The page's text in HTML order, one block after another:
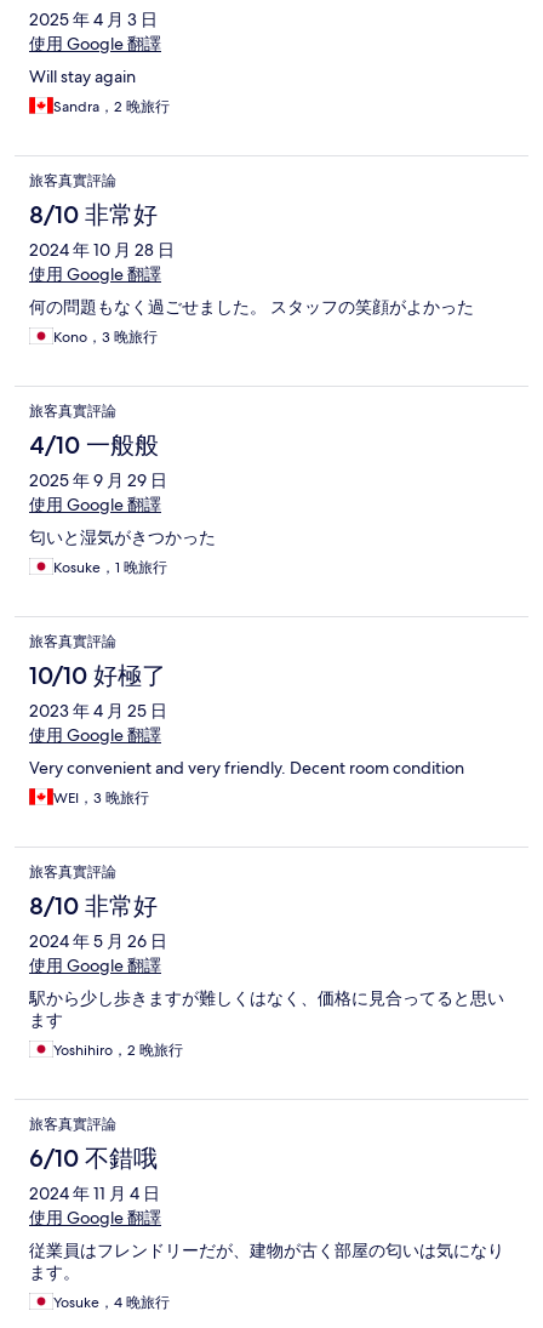
2025 年 4 月 3 日
使用 Google 翻譯
Will stay again
Sandra，2 晚旅行
旅客真實評論
8/10 非常好
2024 年 10 月 28 日
使用 Google 翻譯
何の問題もなく過ごせました。 スタッフの笑顔がよかった
Kono，3 晚旅行
旅客真實評論
4/10 一般般
2025 年 9 月 29 日
使用 Google 翻譯
匂いと湿気がきつかった
Kosuke，1 晚旅行
旅客真實評論
10/10 好極了
2023 年 4 月 25 日
使用 Google 翻譯
Very convenient and very friendly. Decent room condition
WEI，3 晚旅行
旅客真實評論
8/10 非常好
2024 年 5 月 26 日
使用 Google 翻譯
駅から少し歩きますが難しくはなく、価格に見合ってると思い
ます
Yoshihiro，2 晚旅行
旅客真實評論
6/10 不錯哦
2024 年 11 月 4 日
使用 Google 翻譯
従業員はフレンドリーだが、建物が古く部屋の匂いは気になり
ます。
Yosuke，4 晚旅行